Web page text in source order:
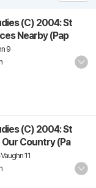
(C) 2004: St
Nearby (Pap
9
(C) 2004: St
Country (Pa
11